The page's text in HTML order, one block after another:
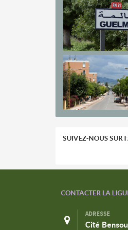
SUIVEZ-NOUS SUR
CONTACTER LA
ADRESSE
Cité